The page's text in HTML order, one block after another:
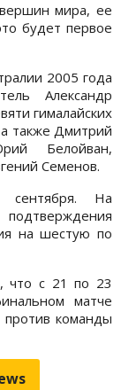
мира, ее
будет первое
2005 года
Александр
гималайских
также Дмитрий
Белойван,
Семенов.
На
на шестую по
что с 21 по 23
матче
против команды